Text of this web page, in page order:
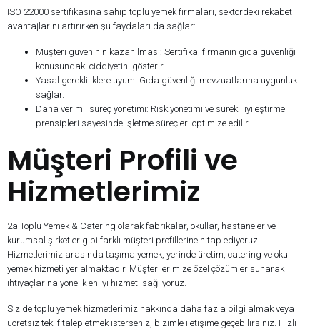
ISO 22000 sertifikasına sahip toplu yemek firmaları, sektördeki rekabet
avantajlarını artırırken şu faydaları da sağlar:
Müşteri güveninin kazanılması: Sertifika, firmanın gıda güvenliği
konusundaki ciddiyetini gösterir.
Yasal gerekliliklere uyum: Gıda güvenliği mevzuatlarına uygunluk
sağlar.
Daha verimli süreç yönetimi: Risk yönetimi ve sürekli iyileştirme
prensipleri sayesinde işletme süreçleri optimize edilir.
Müşteri Profili ve
Hizmetlerimiz
2a Toplu Yemek & Catering olarak fabrikalar, okullar, hastaneler ve
kurumsal şirketler gibi farklı müşteri profillerine hitap ediyoruz.
Hizmetlerimiz arasında taşıma yemek, yerinde üretim, catering ve okul
yemek hizmeti yer almaktadır. Müşterilerimize özel çözümler sunarak
ihtiyaçlarına yönelik en iyi hizmeti sağlıyoruz.
Siz de toplu yemek hizmetlerimiz hakkında daha fazla bilgi almak veya
ücretsiz teklif talep etmek isterseniz, bizimle iletişime geçebilirsiniz. Hızlı